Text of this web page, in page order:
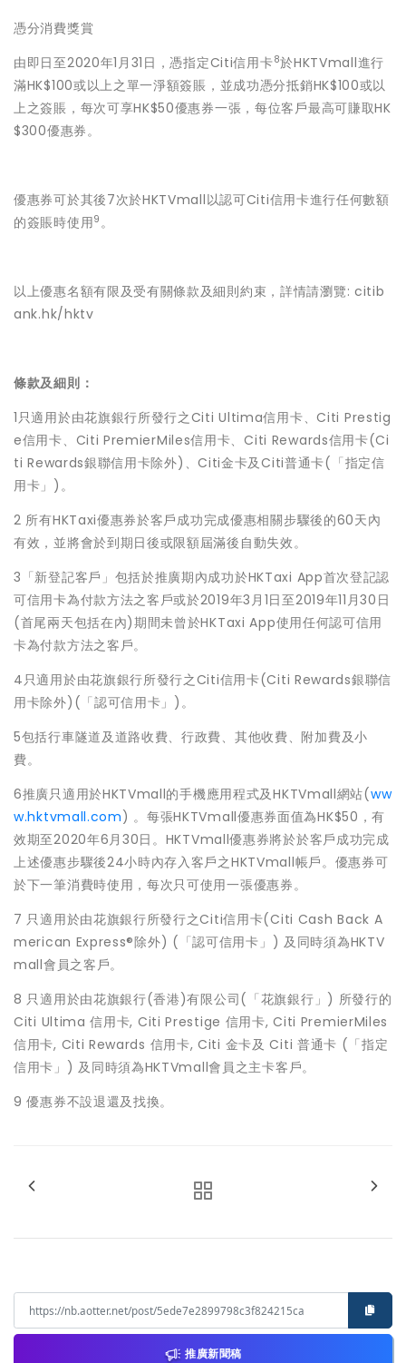
憑分消費獎賞
由即日至2020年1月31日，憑指定Citi信用卡8於HKTVmall進行
滿HK$100或以上之單一淨額簽賬，並成功憑分抵銷HK$100或以
上之簽賬，每次可享HK$50優惠券一張，每位客戶最高可賺取HK
$300優惠券。
優惠券可於其後7次於HKTVmall以認可Citi信用卡進行任何數額
的簽賬時使用9 。
以上優惠名額有限及受有關條款及細則約束，詳情請瀏覽: citib
ank.hk/hktv
條款及細則：
1只適用於由花旗銀行所發行之Citi Ultima信用卡、Citi Prestig
e信用卡、Citi PremierMiles信用卡、Citi Rewards信用卡(Ci
ti Rewards銀聯信用卡除外)、Citi金卡及Citi普通卡(「指定信
用卡」)。
2 所有HKTaxi優惠券於客戶成功完成優惠相關步驟後的60天內
有效，並將會於到期日後或限額屆滿後自動失效。
3「新登記客戶」包括於推廣期內成功於HKTaxi App首次登記認
可信用卡為付款方法之客戶或於2019年3月1日至2019年11月30日
(首尾兩天包括在內)期間未曾於HKTaxi App使用任何認可信用
卡為付款方法之客戶。
4只適用於由花旗銀行所發行之Citi信用卡(Citi Rewards銀聯信
用卡除外)(「認可信用卡」)。
5包括行車隧道及道路收費、行政費、其他收費、附加費及小
費。
6推廣只適用於HKTVmall的手機應用程式及HKTVmall網站(ww
w.hktvmall.com) 。每張HKTVmall優惠券面值為HK$50，有
效期至2020年6月30日。HKTVmall優惠券將於於客戶成功完成
上述優惠步驟後24小時內存入客戶之HKTVmall帳戶。優惠券可
於下一筆消費時使用，每次只可使用一張優惠券。
7 只適用於由花旗銀行所發行之Citi信用卡(Citi Cash Back A
merican Express®除外) (「認可信用卡」) 及同時須為HKTV
mall會員之客戶。
8 只適用於由花旗銀行(香港)有限公司(「花旗銀行」) 所發行的
Citi Ultima 信用卡, Citi Prestige 信用卡, Citi PremierMiles
信用卡, Citi Rewards 信用卡, Citi 金卡及 Citi 普通卡 (「指定
信用卡」) 及同時須為HKTVmall會員之主卡客戶。
9 優惠券不設退還及找換。
推廣新聞稿